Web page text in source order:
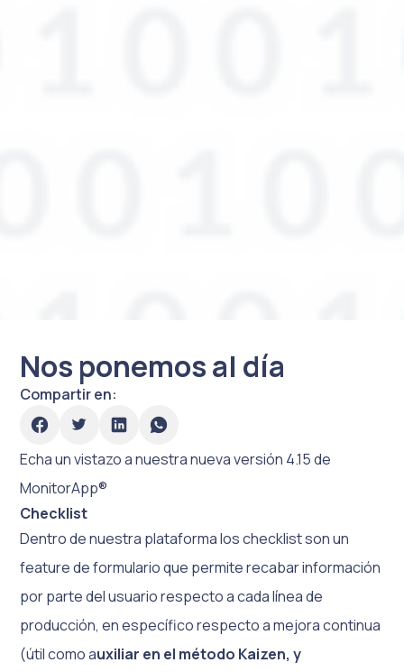
Nos ponemos al día
Compartir en:
Echa un vistazo a nuestra nueva versión 4.15 de
MonitorApp®
Checklist
Dentro de nuestra plataforma los checklist son un
feature de formulario que permite recabar información
por parte del usuario respecto a cada línea de
producción, en específico respecto a mejora continua
(útil como auxiliar en el método Kaizen, y